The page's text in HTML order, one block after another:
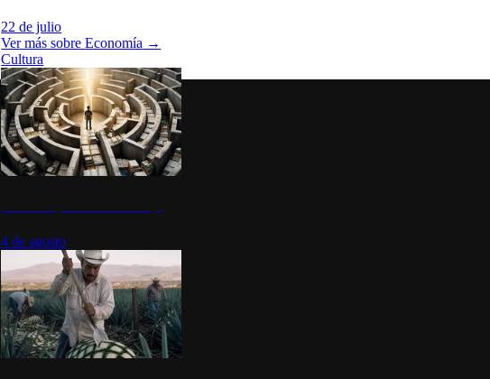
22 de julio
Ver más sobreEconomía →
Cultura
4 de agosto